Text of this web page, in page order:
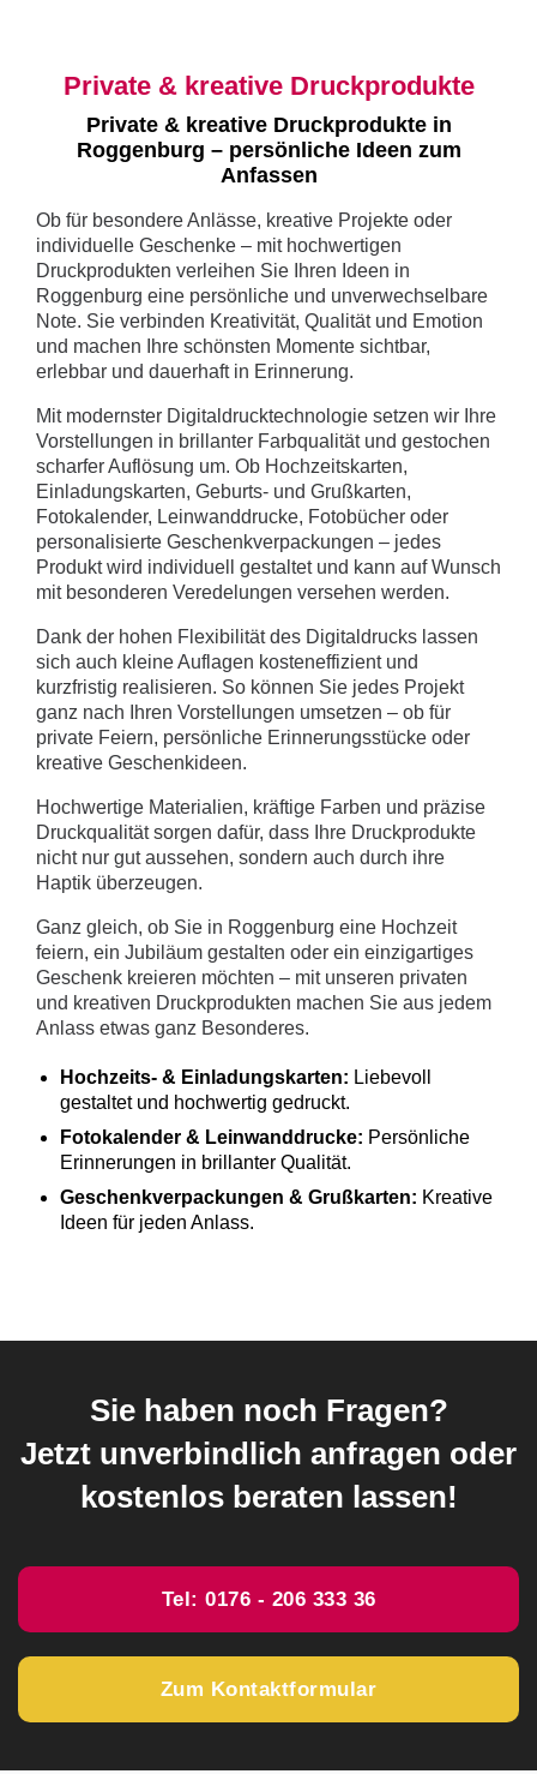
Private & kreative Druckprodukte
Private & kreative Druckprodukte in
Roggenburg – persönliche Ideen zum
Anfassen
Ob für besondere Anlässe, kreative Projekte oder
individuelle Geschenke – mit hochwertigen
Druckprodukten verleihen Sie Ihren Ideen in
Roggenburg eine persönliche und unverwechselbare
Note. Sie verbinden Kreativität, Qualität und Emotion
und machen Ihre schönsten Momente sichtbar,
erlebbar und dauerhaft in Erinnerung.
Mit modernster Digitaldrucktechnologie setzen wir Ihre
Vorstellungen in brillanter Farbqualität und gestochen
scharfer Auflösung um. Ob Hochzeitskarten,
Einladungskarten, Geburts- und Grußkarten,
Fotokalender, Leinwanddrucke, Fotobücher oder
personalisierte Geschenkverpackungen – jedes
Produkt wird individuell gestaltet und kann auf Wunsch
mit besonderen Veredelungen versehen werden.
Dank der hohen Flexibilität des Digitaldrucks lassen
sich auch kleine Auflagen kosteneffizient und
kurzfristig realisieren. So können Sie jedes Projekt
ganz nach Ihren Vorstellungen umsetzen – ob für
private Feiern, persönliche Erinnerungsstücke oder
kreative Geschenkideen.
Hochwertige Materialien, kräftige Farben und präzise
Druckqualität sorgen dafür, dass Ihre Druckprodukte
nicht nur gut aussehen, sondern auch durch ihre
Haptik überzeugen.
Ganz gleich, ob Sie in Roggenburg eine Hochzeit
feiern, ein Jubiläum gestalten oder ein einzigartiges
Geschenk kreieren möchten – mit unseren privaten
und kreativen Druckprodukten machen Sie aus jedem
Anlass etwas ganz Besonderes.
Hochzeits- & Einladungskarten: Liebevoll
gestaltet und hochwertig gedruckt.
Fotokalender & Leinwanddrucke: Persönliche
Erinnerungen in brillanter Qualität.
Geschenkverpackungen & Grußkarten: Kreative
Ideen für jeden Anlass.
Sie haben noch Fragen?
Jetzt unverbindlich anfragen oder
kostenlos beraten lassen!
Tel: 0176 - 206 333 36
Zum Kontaktformular